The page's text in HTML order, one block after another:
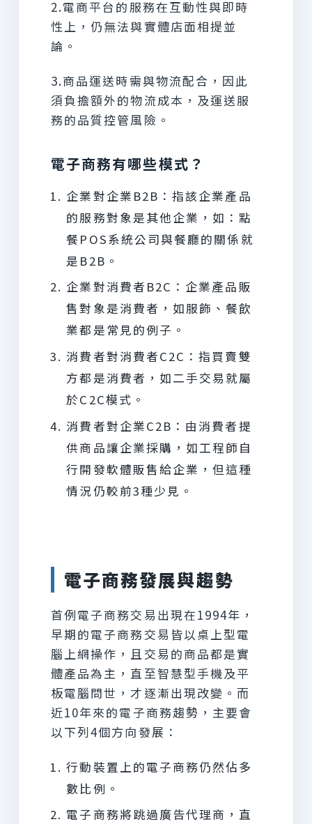
2.電商平台的服務在互動性與即時
性上，仍無法與實體店面相提並
論。
3.商品運送時需與物流配合，因此
須負擔額外的物流成本，及運送服
務的品質控管風險。
電子商務有哪些模式？
企業對企業B2B：指該企業產品
的服務對象是其他企業，如：點
餐POS系統公司與餐廳的關係就
是B2B。
企業對消費者B2C：企業產品販
售對象是消費者，如服飾、餐飲
業都是常見的例子。
消費者對消費者C2C：指買賣雙
方都是消費者，如二手交易就屬
於C2C模式。
消費者對企業C2B：由消費者提
供商品讓企業採購，如工程師自
行開發軟體販售給企業，但這種
情況仍較前3種少見。
電子商務發展與趨勢
首例電子商務交易出現在1994年，
早期的電子商務交易皆以桌上型電
腦上網操作，且交易的商品都是實
體產品為主，直至智慧型手機及平
板電腦問世，才逐漸出現改變。而
近10年來的電子商務趨勢，主要會
以下列4個方向發展：
行動裝置上的電子商務仍然佔多
數比例。
電子商務將跳過廣告代理商，直